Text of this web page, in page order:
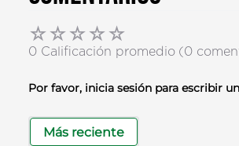
☆☆☆☆☆
0 Calificación promedio (0
Por favor, inicia sesión para escribir
Más reciente